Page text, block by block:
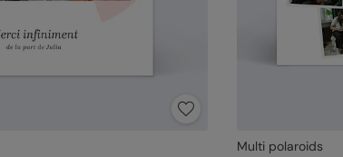
Multi polaroids